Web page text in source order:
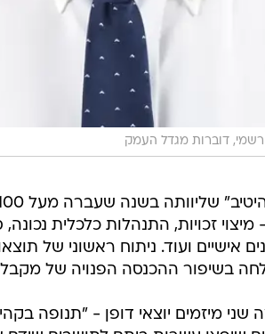
דוברות מגדל העמק
זכויות, התנהלות כלכלית נכונה,
שני מיזמים יוצאי דופן - "תנופה